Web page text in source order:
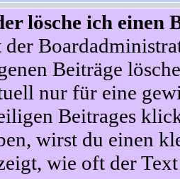
lösche ich einen
Beiträge
nur für eine
Beitrages
wirst du einen
wie oft der